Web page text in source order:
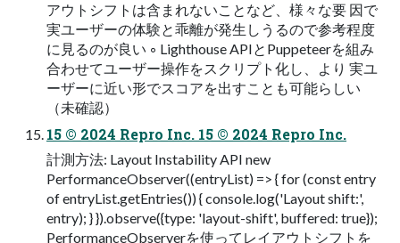
アウトシフトは含まれないことなど、様々な要 因で
実ユーザーの体験と乖離が発⽣しうるので参考程度
に⾒るのが良い ◦ Lighthouse APIとPuppeteerを組み
合わせてユーザー操作をスクリプト化し、より 実ユ
ーザーに近い形でスコアを出すことも可能らしい
（未確認）
15 © 2024 Repro Inc. 15 © 2024 Repro Inc.
計測⽅法: Layout Instability API new
PerformanceObserver((entryList) => { for (const entry
of entryList.getEntries()) { console.log('Layout shift:',
entry); } }).observe({type: 'layout-shift', buffered: true});
PerformanceObserverを使ってレイアウトシフトを